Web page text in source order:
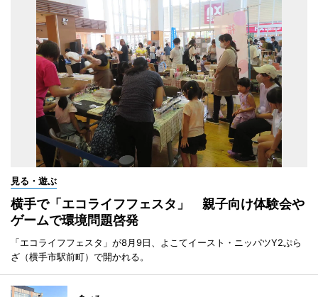
見る・遊ぶ
横手で「エコライフフェスタ」 親子向け体験会や
ゲームで環境問題啓発
「エコライフフェスタ」が8月9日、よこてイースト・ニッパツY2ぷら
ざ（横手市駅前町）で開かれる。